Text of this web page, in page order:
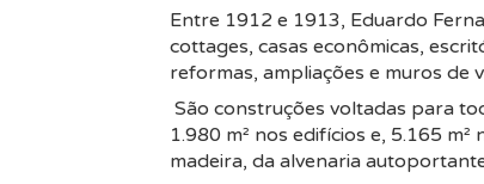
Entre 1912 e 1913, Eduardo
cottages, casas econômicas,
reformas, ampliações e muros de
São construções voltadas para
1.980 m² nos edifícios e, 5.165
madeira, da alvenaria